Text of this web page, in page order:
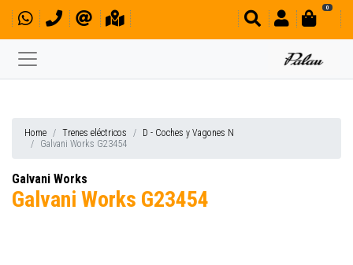
0
Home Trenes eléctricos
D - Coches y Vagones N
Galvani Works G23454
Galvani Works
Galvani Works G23454